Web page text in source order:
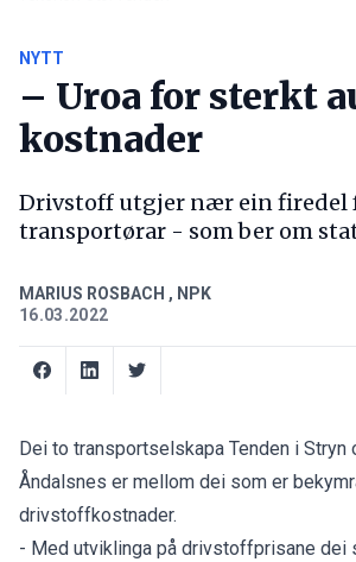
NYTT
– Uroa for sterkt
kostnader
Drivstoff utgjer nær ein firedel
transportørar - som ber om
MARIUS ROSBACH , NPK
16.03.2022
Dei to transportselskapa Tenden i Stryn
Åndalsnes er mellom dei som er
drivstoffkostnader.
- Med utviklinga på drivstoffprisane dei